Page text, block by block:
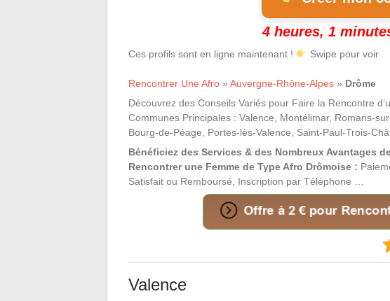
4 heures, 1
Ces profils sont en ligne maintenant ! Swipe pour voir
Rencontrer Une Afro » Auvergne-Rhône-Alpes » Drôme
Découvrez des Conseils Variés pour Faire la Rencontre
Communes Principales : Valence, Montélimar, Romans-
Bourg-de-Péage, Portes-lès-Valence, Saint-Paul-Trois-
Bénéficiez des Services & des Nombreux Avantages
Rencontrer une Femme de Type Afro Drômoise :
Satisfait ou Remboursé, Inscription par Téléphone …
Valence